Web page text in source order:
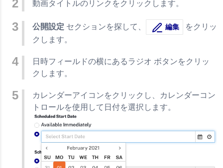
動画タイトルのリンクをクリックします。
公開設定 セクションを探して、 編集
をクリッ
クします。
日時フィールドの横にあるラジオ ボタンをクリッ
クします。
カレンダーアイコンをクリックし、カレンダーコン
トロールを使用して日付を選択します。